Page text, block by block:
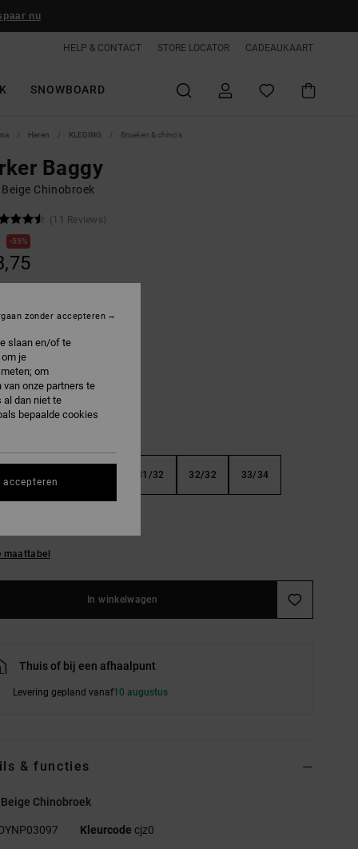
nu
HELP & CONTACT STORE LOCATOR CADEAUKAART
SNOWBOARD
Heren KLEDING Broeken & chino's
Baggy
Chinobroek
(11 Reviews)
55%
31/32 32/32 33/34
maattabel
In winkelwagen
Thuis of bij een afhaalpunt
Levering gepland vanaf10 augustus
& functies
Chinobroek
Kleurcode cjz0
slaan en/of te
je
om
onze partners te
al dan niet te
bepaalde cookies
zonder accepteren
accepteren